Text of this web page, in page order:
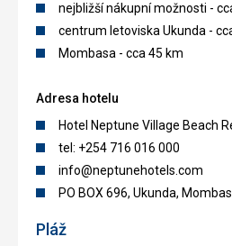
nejbližší nákupní možnosti -
centrum letoviska Ukunda -
Mombasa - cca 45 km
Adresa hotelu
Hotel Neptune Village Beach
tel: +254 716 016 000
info@neptunehotels.com
PO BOX 696, Ukunda,
Pláž